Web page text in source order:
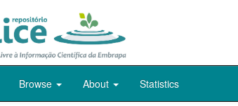
Browse About Statistics